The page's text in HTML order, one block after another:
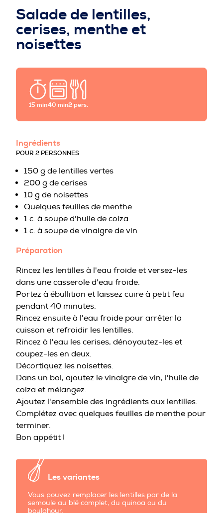
Salade de lentilles,
cerises, menthe et
noisettes
15 min40 min2 pers.
Ingrédients
POUR 2 PERSONNES
150 g de lentilles vertes
200 g de cerises
10 g de noisettes
Quelques feuilles de menthe
1 c. à soupe d'huile de colza
1 c. à soupe de vinaigre de vin
Préparation
Rincez les lentilles à l'eau froide et versez-les
dans une casserole d'eau froide.
Portez à ébullition et laissez cuire à petit feu
pendant 40 minutes.
Rincez ensuite à l'eau froide pour arrêter la
cuisson et refroidir les lentilles.
Rincez à l'eau les cerises, dénoyautez-les et
coupez-les en deux.
Décortiquez les noisettes.
Dans un bol, ajoutez le vinaigre de vin, l'huile de
colza et mélangez.
Ajoutez l'ensemble des ingrédients aux lentilles.
Complétez avec quelques feuilles de menthe pour
terminer.
Bon appétit !
Les variantes
Vous pouvez remplacer les lentilles par de la
semoule au blé complet, du quinoa ou du
boulghour.